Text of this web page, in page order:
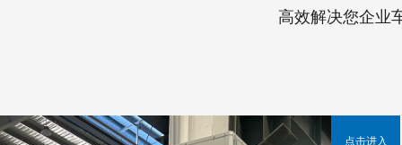
高效解决您企业
点击进入